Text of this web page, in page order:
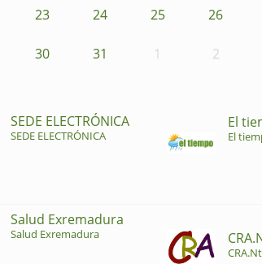
23 24 25 26
30 31 1 2
SEDE ELECTRÓNICA
SEDE ELECTRÓNICA
El
El
Salud Exremadura
Salud Exremadura